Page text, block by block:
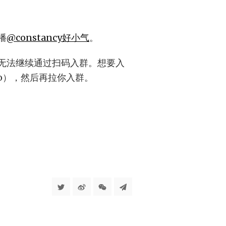
@constancy好小气。
继续通过扫码入群。想要入
，然后再拉你入群。